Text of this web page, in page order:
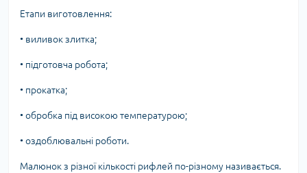
Етапи виготовлення:
• виливок злитка;
• підготовча робота;
• прокатка;
•обробка під високою температурою;
•оздоблювальні роботи.
Малюнок з різної кількості рифлей по-різному називається.